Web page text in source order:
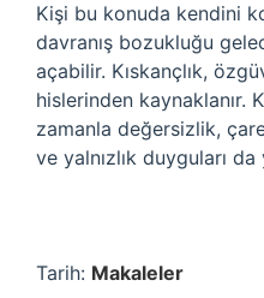
Kişi bu konuda kendini
davranış bozukluğu
açabilir. Kıskançlık,
hislerinden kaynaklanır.
zamanla değersizlik,
ve yalnızlık duyguları da
Tarih: Makaleler